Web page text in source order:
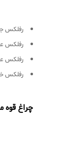
رفلکس
رفلکس
رفلکس
رفلکس
چراغ قوه